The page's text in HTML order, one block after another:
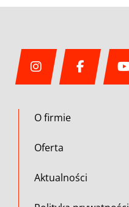
O firmie
Oferta
Aktualności